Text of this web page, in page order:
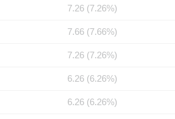
7.26 (7.26%)
7.66 (7.66%)
7.26 (7.26%)
6.26 (6.26%)
6.26 (6.26%)